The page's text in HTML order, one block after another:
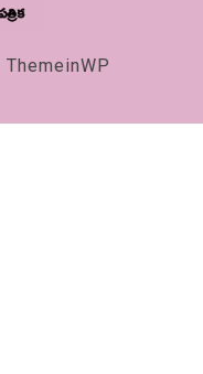
ThemeinWP